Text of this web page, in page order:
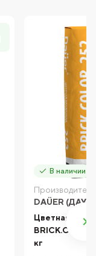
В наличии
DAÜER
Цветная
кг